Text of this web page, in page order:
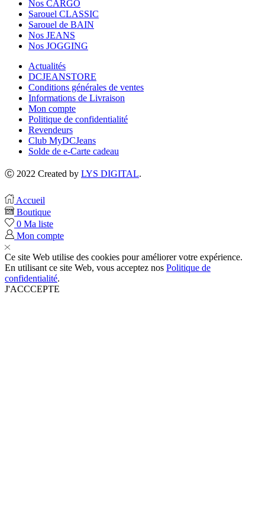
Nos CARGO
Sarouel CLASSIC
Sarouel de BAIN
Nos JEANS
Nos JOGGING
Actualités
DCJEANSTORE
Conditions générales de ventes
Informations de Livraison
Mon compte
Politique de confidentialité
Revendeurs
Club MyDCJeans
Solde de e-Carte cadeau
Ⓒ 2022 Created by LYS DIGITAL.
Accueil
Boutique
0 Ma liste
Mon compte
Ce site Web utilise des cookies pour améliorer votre expérience.
En utilisant ce site Web, vous acceptez nos Politique de
confidentialité.
J'ACCCEPTE